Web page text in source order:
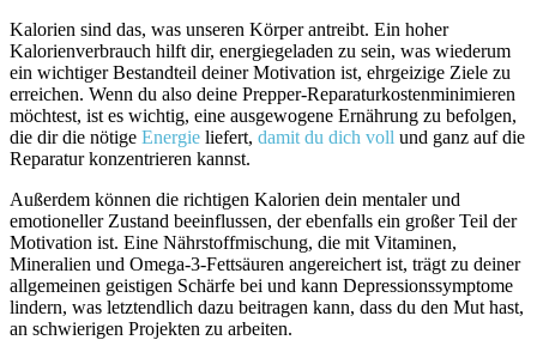
Kalorien sind das, was unseren Körper antreibt. Ein hoher
Kalorienverbrauch hilft dir, energiegeladen zu sein, was wiederum
ein wichtiger Bestandteil deiner Motivation ist, ehrgeizige Ziele zu
erreichen. Wenn du also deine Prepper-Reparaturkostenminimieren
möchtest, ist es wichtig, eine ausgewogene Ernährung zu befolgen,
die dir die nötige Energie liefert, damit du dich voll und ganz auf die
Reparatur konzentrieren kannst.
Außerdem können die richtigen Kalorien dein mentaler und
emotioneller Zustand beeinflussen, der ebenfalls ein großer Teil der
Motivation ist. Eine Nährstoffmischung, die mit Vitaminen,
Mineralien und Omega-3-Fettsäuren angereichert ist, trägt zu deiner
allgemeinen geistigen Schärfe bei und kann Depressionssymptome
lindern, was letztendlich dazu beitragen kann, dass du den Mut hast,
an schwierigen Projekten zu arbeiten.